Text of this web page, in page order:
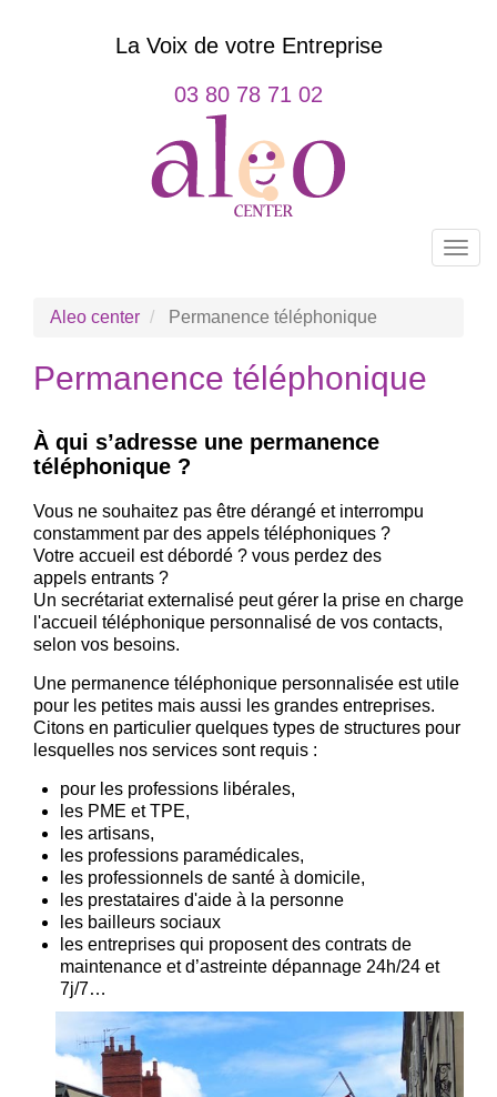
La Voix de votre Entreprise
03 80 78 71 02
Aleo center Permanence téléphonique
Permanence téléphonique
À qui s’adresse une permanence
téléphonique ?
Vous ne souhaitez pas être dérangé et interrompu
constamment par des appels téléphoniques ?
Votre accueil est débordé ? vous perdez des
appels entrants ?
Un secrétariat externalisé peut gérer la prise en charge
l'accueil téléphonique personnalisé de vos contacts,
selon vos besoins.
Une permanence téléphonique personnalisée est utile
pour les petites mais aussi les grandes entreprises.
Citons en particulier quelques types de structures pour
lesquelles nos services sont requis :
pour les professions libérales,
les PME et TPE,
les artisans,
les professions paramédicales,
les professionnels de santé à domicile,
les prestataires d'aide à la personne
les bailleurs sociaux
les entreprises qui proposent des contrats de
maintenance et d’astreinte dépannage 24h/24 et
7j/7…